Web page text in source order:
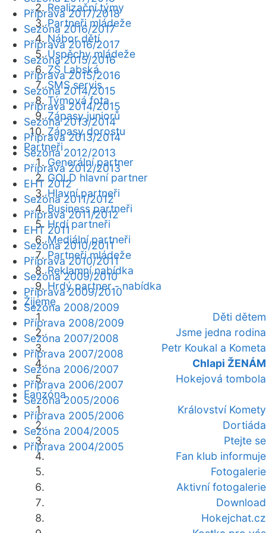
Realizační týmy
Partneři mládeže
Nábor dětí
Úspěchy mládeže
ZŠ Labská
SMS servis
Týmová fota
Zápasy juniorů
Zápasy dorostu
Partneři
Generální partner
GOLD hlavní partner
Hlavní partneři
Business partneři
Hrdí partneři
Mediální partneři
Partneři mládeže
Reklamní nabídka
Hrdý partner - nabídka
Žijeme
Děti dětem
Jsme jedna rodina
Petr Koukal a Kometa
Chlapi ŽENÁM
Hokejová tombola
Fanzóna
Království Komety
Dortiáda
Ptejte se
Fan klub informuje
Fotogalerie
Aktivní fotogalerie
Download
Hokejchat.cz
Příprava 2017/2018
Sezóna 2016/2017
Příprava 2016/2017
Sezóna 2015/2016
Příprava 2015/2016
Sezóna 2014/2015
Příprava 2014/2015
Sezóna 2013/2014
Příprava 2013/2014
Sezóna 2012/2013
Příprava 2012/2013
EHT 2012
Sezóna 2011/2012
Příprava 2011/2012
EHT 2011
Sezóna 2010/2011
Příprava 2010/2011
Sezóna 2009/2010
Příprava 2009/2010
Sezóna 2008/2009
Příprava 2008/2009
Sezóna 2007/2008
Příprava 2007/2008
Sezóna 2006/2007
Příprava 2006/2007
Sezóna 2005/2006
Příprava 2005/2006
Sezóna 2004/2005
Příprava 2004/2005